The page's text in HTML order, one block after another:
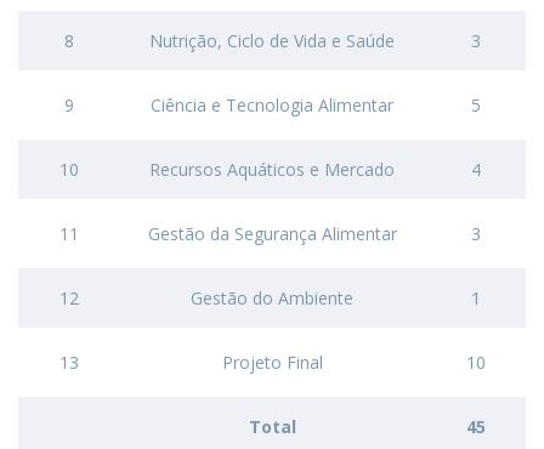
8 Nutrição, Ciclo de Vida e Saúde 3
9 Ciência e Tecnologia Alimentar 5
10 Recursos Aquáticos e Mercado 4
11 Gestão da Segurança Alimentar 3
12 Gestão do Ambiente 1
13 Projeto Final 10
Total 45